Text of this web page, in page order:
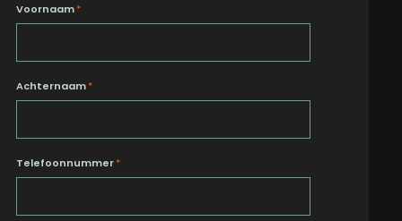
Voornaam*
Achternaam*
Telefoonnummer*